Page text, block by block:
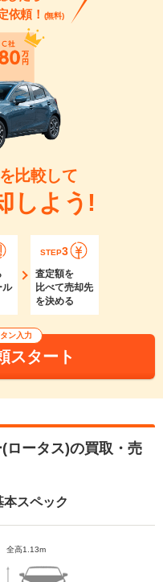
依頼！ (無料)
比較して
しよう!
ル
STEP3
査定額を
比べて売却先
を決める
ン入力
スタート
ロータス)の買取・売
スペック
全高1.13m